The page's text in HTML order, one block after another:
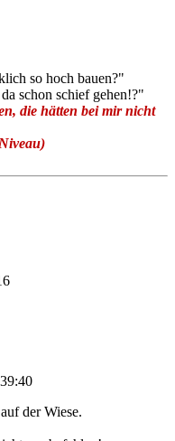
so hoch bauen?"
schon schief gehen!?"
die hätten bei mir nicht
der Wiese.